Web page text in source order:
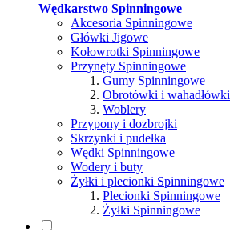
Wędkarstwo Spinningowe
Akcesoria Spinningowe
Główki Jigowe
Kołowrotki Spinningowe
Przynęty Spinningowe
Gumy Spinningowe
Obrotówki i wahadłówki
Woblery
Przypony i dozbrojki
Skrzynki i pudełka
Wędki Spinningowe
Wodery i buty
Żyłki i plecionki Spinningowe
Plecionki Spinningowe
Żyłki Spinningowe